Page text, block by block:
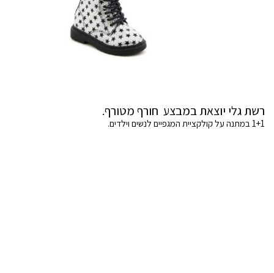
רשת גלי יוצאת במבצע חורף מטורף.
1+1 במתנה על קולקציית המגפיים לנשים וילדים.